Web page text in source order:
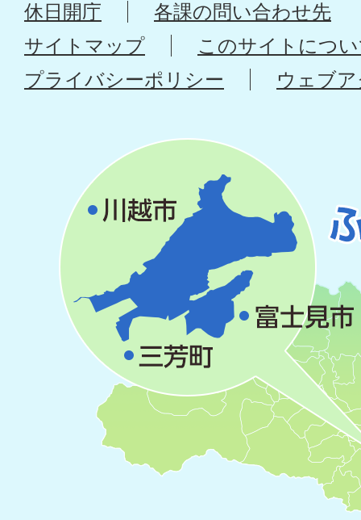
休日開庁
各課の問い合わせ先
サイトマップ
このサイトにつ
プライバシーポリシー
ウェブ